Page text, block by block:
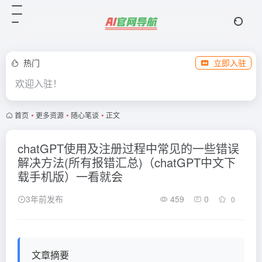
热门 立即入驻
欢迎入驻！
首页 • 更多资源 • 随心笔谈 • 正文
chatGPT使用及注册过程中常见的一些错误
解决方法(所有报错汇总)（chatGPT中文下
载手机版）一看就会
3年前发布 459 0 0
文章摘要